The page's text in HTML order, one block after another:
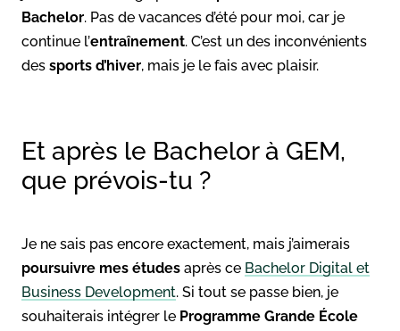
Bachelor. Pas de vacances d’été pour moi, car je
continue l’entraînement. C’est un des inconvénients
des sports d’hiver, mais je le fais avec plaisir.
Et après le Bachelor à GEM,
que prévois-tu ?
Je ne sais pas encore exactement, mais j’aimerais
poursuivre mes études après ce Bachelor Digital et
Business Development. Si tout se passe bien, je
souhaiterais intégrer le Programme Grande École